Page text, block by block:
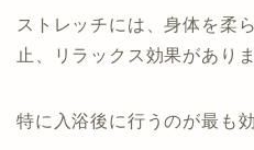
ストレッチには、身体を柔
止、リラックス効果がありま
特に入浴後に行うのが最も